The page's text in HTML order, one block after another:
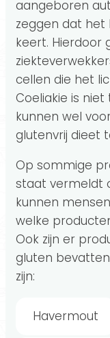
aangeboren
zeggen dat het
keert. Hierdoor
cellen die het
Coeliakie is
kunnen wel
glutenvrij dieet
Op sommige
staat vermeldt
kunnen
welke
Ook zijn er
gluten
zijn:
Havermout